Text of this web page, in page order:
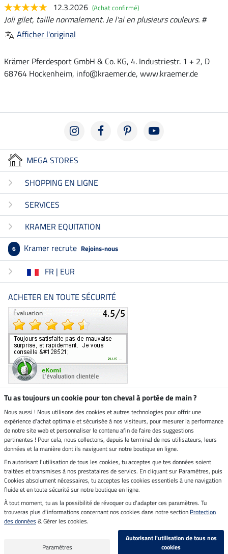
12.3.2026 (Achat confirmé)
Joli gilet, taille normalement. Je l'ai en plusieurs couleurs. #
Afficher l'original
Krämer Pferdesport GmbH & Co. KG, 4. Industriestr. 1 + 2, D
68764 Hockenheim, info@kraemer.de, www.kraemer.de
MEGA STORES
SHOPPING EN LIGNE
SERVICES
KRAMER EQUITATION
6 Kramer recrute Rejoins-nous
FR | EUR
ACHETER EN TOUTE SÉCURITÉ
Boutique climatiquement
neutre
Livraison par
Paiement sécurisé
Mentions légales
Dernière actualisation le 07.08.2026 à 12:12
Tous les prix s'entendent TVA incluse et
frais de port en sus
Tu as toujours un cookie pour ton cheval à portée de main ?
Nous aussi ! Nous utilisons des cookies et autres technologies pour offrir une
expérience d'achat optimale et sécurisée à nos visiteurs, pour mesurer la performance
de notre site web et personnaliser le contenu afin de faire des suggestions
pertinentes ! Pour cela, nous collectons, depuis le terminal de nos utilisateurs, leurs
données et la manière dont ils naviguent sur notre boutique en ligne.
En autorisant l'utilisation de tous les cookies, tu acceptes que tes données soient
traitées et transmises à nos prestataires de servics. En cliquant sur Paramètres, puis
Cookies absolument nécessaires, tu acceptes les cookies essentiels à une navigation
fluide et en toute sécurité sur notre boutique en ligne.
À tout moment, tu as la possibilité de révoquer ou d'adapter ces paramètres. Tu
trouveras plus d'informations concernant nos cookies dans notre section Protection
des données & Gérer les cookies.
Paramètres
Autorisant l'utilisation de tous nos
cookies